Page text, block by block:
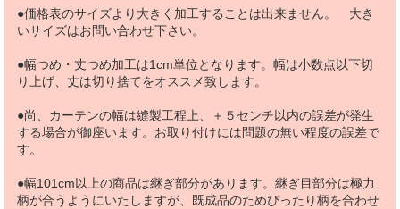
●価格表のサイズより大きく加工することは出来ません。 大き
いサイズはお問い合わせ下さい。
●幅つめ・丈つめ加工は1cm単位となります。幅は小数点以下切
り上げ、丈は切り捨てをオススメ致します。
●尚、カーテンの幅は縫製工程上、＋５センチ以内の誤差が発生
する場合が御座います。お取り付けには問題の無い程度の誤差で
す。
●幅101cm以上の商品は継ぎ部分があります。継ぎ目部分は極力
柄が合うようにいたしますが、既成品のためぴったり柄を合わせ